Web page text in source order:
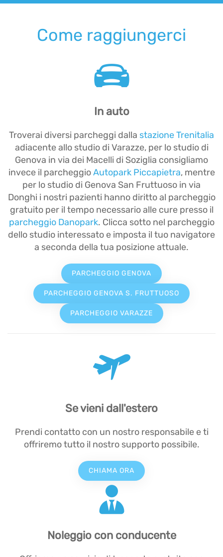
Come raggiungerci
In auto
Troverai diversi parcheggi dalla stazione Trenitalia
adiacente allo studio di Varazze, per lo studio di
Genova in via dei Macelli di Soziglia consigliamo
invece il parcheggioAutopark Piccapietra, mentre
per lo studio di Genova San Fruttuoso in via
Donghi i nostri pazienti hanno diritto al parcheggio
gratuito per il tempo necessario alle cure presso il
parcheggio Danopark. Clicca sotto nel parcheggio
dello studio interessato e imposta il tuo navigatore
a seconda della tua posizione attuale.
PARCHEGGIO GENOVA
PARCHEGGIO GENOVA S. FRUTTUOSO
PARCHEGGIO VARAZZE
Se vieni dall'estero
Prendi contatto con un nostro responsabile e ti
offriremo tutto il nostro supporto possibile.
CHIAMA ORA
Noleggio con conducente